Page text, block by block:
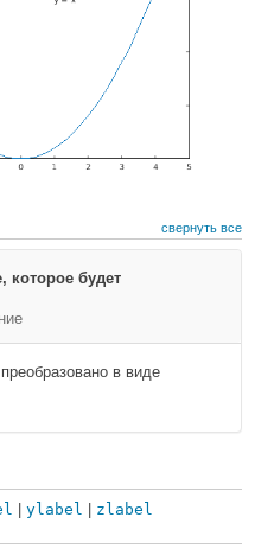
свернуть все
которое будет
в виде
| ylabel | zlabel